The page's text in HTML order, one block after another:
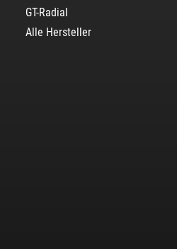
GT-Radial
Alle Hersteller